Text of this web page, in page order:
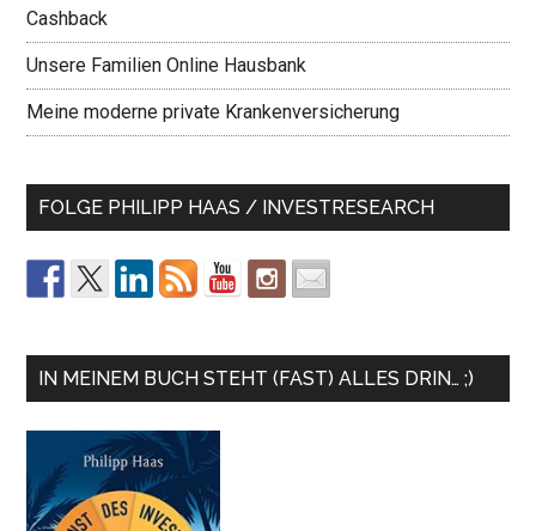
Cashback
Unsere Familien Online Hausbank
Meine moderne private Krankenversicherung
FOLGE PHILIPP HAAS / INVESTRESEARCH
IN MEINEM BUCH STEHT (FAST) ALLES DRIN… ;)